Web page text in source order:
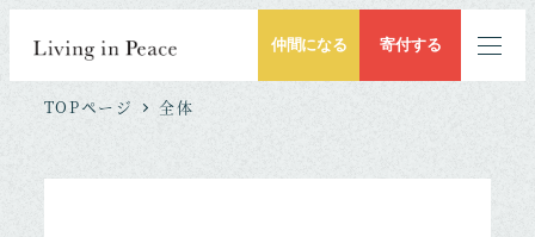
仲間になる 寄付する
TOPページ 全体